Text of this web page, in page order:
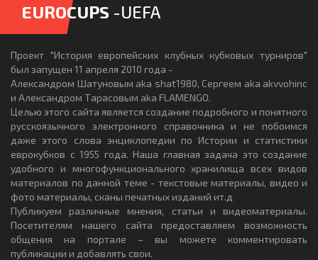
EUROCUPS -UEFA
Проект "История европейских клубных кубковых турниров"
был запущен 11 апреля 2010 года -
Александром Шатуновым aka shat1980, Сергеем aka akvvohinc
и Александром Тарасовым aka FLAMENGO.
Целью этого сайта является создание подробного и понятного
русскоязычного электронного справочника и не побоимся
даже этого слова энциклопедии по Истории и статистики
еврокубков с 1955 года. Наша главная задача это создание
удобного и многофункционального хранилища всех видов
материалов по данной теме - текстовые материалы, видео и
фото материалы, сканы печатных изданий ит.д
Публикуем различные мнения, статьи и видеоматериалы.
Посетителям нашего сайта предоставляем возможность
общения на портале – вы можете комментировать
публикации и добавлять свои.